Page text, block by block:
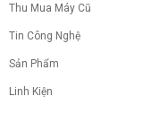
Thu Mua Máy Cũ
Tin Công Nghệ
Sản Phẩm
Linh Kiện